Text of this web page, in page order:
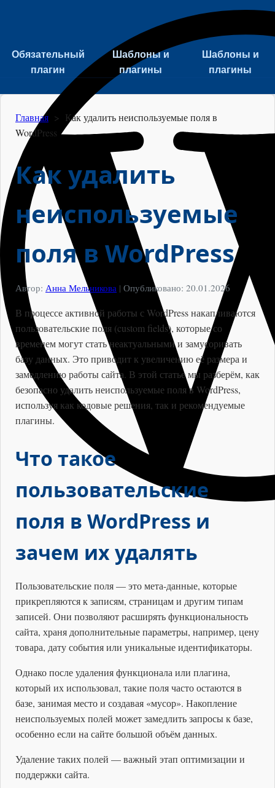
Обязательный
плагин
Шаблоны и
плагины
Шаблоны и
плагины
Главная > Как удалить неиспользуемые поля в
WordPress
Как удалить
неиспользуемые
поля в WordPress
Автор: Анна Мельникова | Опубликовано: 20.01.2026
В процессе активной работы с WordPress накапливаются
пользовательские поля (custom fields), которые со
временем могут стать неактуальными и замусоривать
базу данных. Это приводит к увеличению её размера и
замедлению работы сайта. В этой статье мы разберём, как
безопасно удалить неиспользуемые поля в WordPress,
используя как кодовые решения, так и рекомендуемые
плагины.
Что такое
пользовательские
поля в WordPress и
зачем их удалять
Пользовательские поля — это мета-данные, которые
прикрепляются к записям, страницам и другим типам
записей. Они позволяют расширять функциональность
сайта, храня дополнительные параметры, например, цену
товара, дату события или уникальные идентификаторы.
Однако после удаления функционала или плагина,
который их использовал, такие поля часто остаются в
базе, занимая место и создавая «мусор». Накопление
неиспользуемых полей может замедлить запросы к базе,
особенно если на сайте большой объём данных.
Удаление таких полей — важный этап оптимизации и
поддержки сайта.